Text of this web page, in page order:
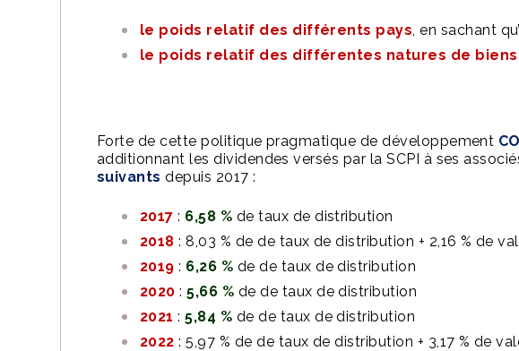
le poids relatif des différents pays , en sachant
le poids relatif des différentes natures de biens
Forte de cette politique pragmatique de développement
additionnant les dividendes versés par la SCPI à ses
suivants depuis 2017 :
2017 : 6,58 % de taux de distribution
2018 : 8,03 % de de taux de distribution + 2,16 % de
2019 : 6,26 % de de taux de distribution
2020 :5,66 % de de taux de distribution
2021 :5,84 % de de taux de distribution
2022 : 5,97 % de de taux de distribution + 3,17 % de